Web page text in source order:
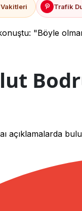
Trafik
"Böyle
açıklamalarda